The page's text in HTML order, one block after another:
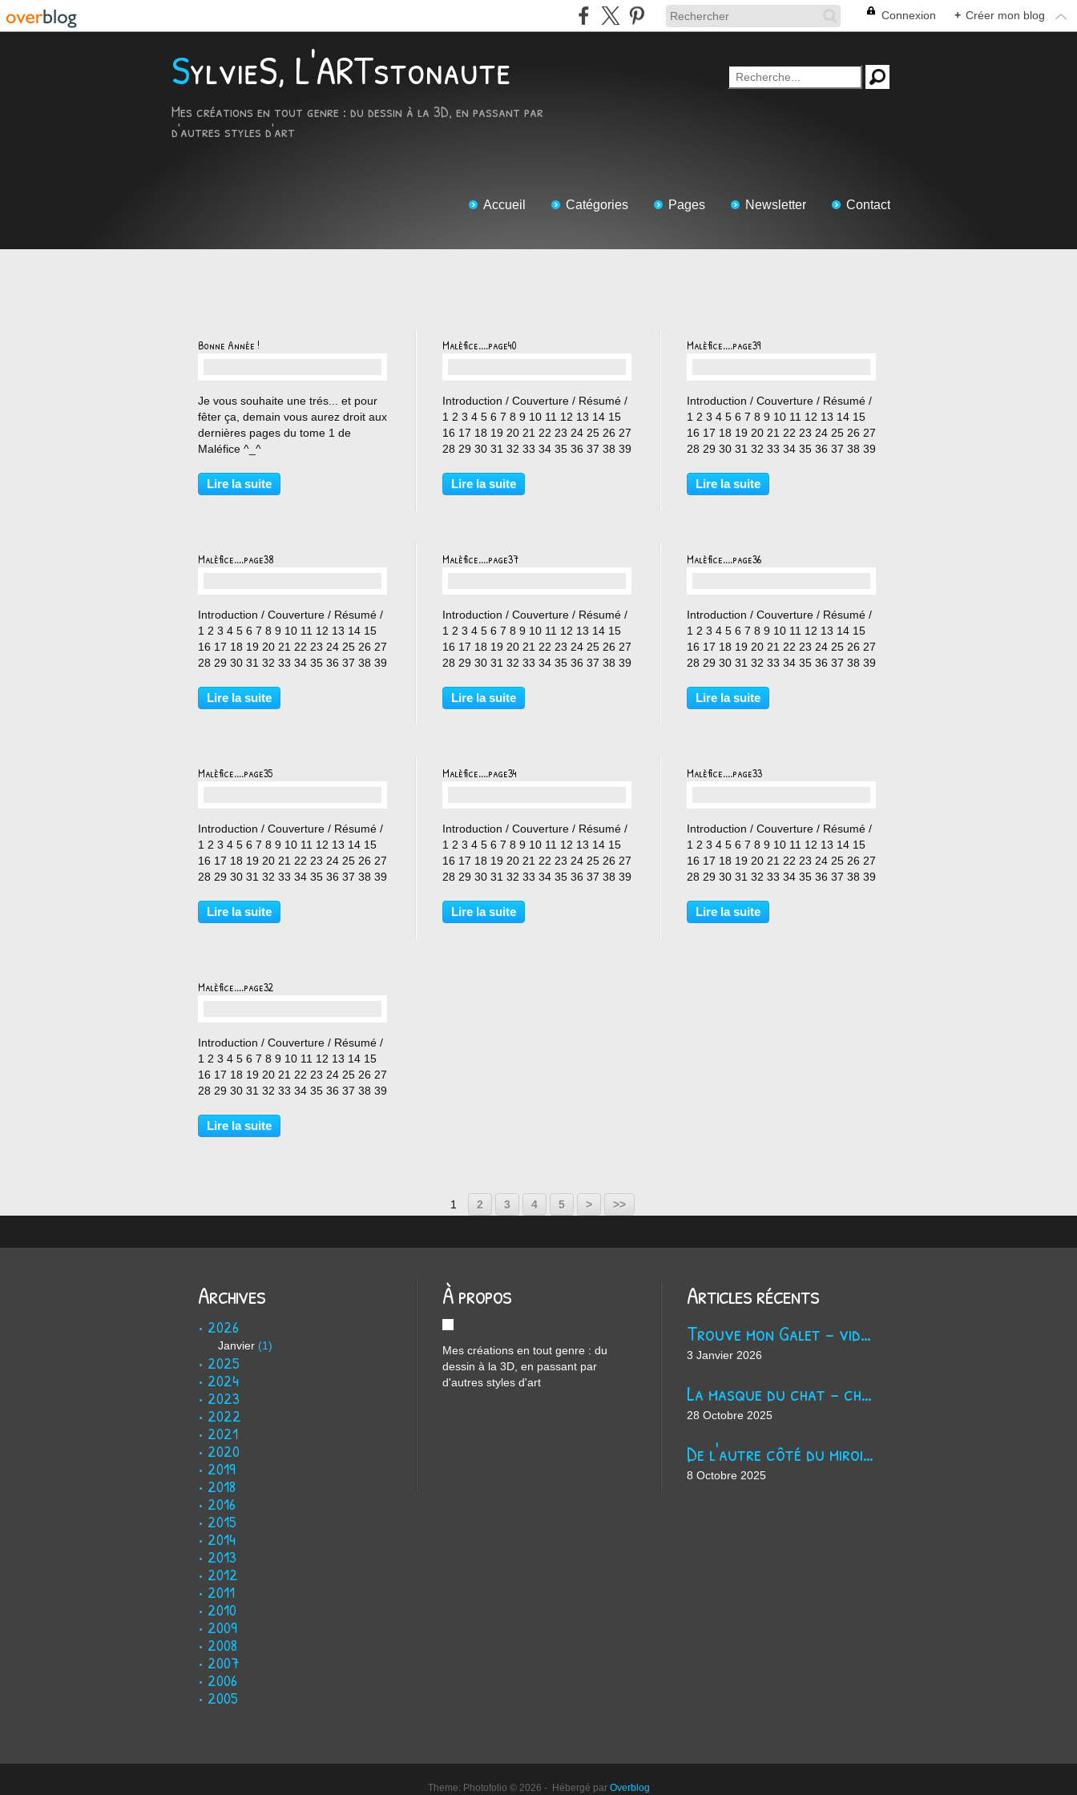
Connexion + Créer mon blog
SylvieS, L'ARTstonaute
Mes créations en tout genre : du dessin à la 3D, en passant par
d'autres styles d'art
Accueil Catégories Pages Newsletter Contact
Bonne Année !
Je vous souhaite une trés... et pour
fêter ça, demain vous aurez droit aux
dernières pages du tome 1 de
Maléfice ^_^
Lire la suite
Malèfice....page40
Introduction / Couverture / Résumé /
1 2 3 4 5 6 7 8 9 10 11 12 13 14 15
16 17 18 19 20 21 22 23 24 25 26 27
28 29 30 31 32 33 34 35 36 37 38 39
Lire la suite
Malèfice....page39
Introduction / Couverture / Résumé /
1 2 3 4 5 6 7 8 9 10 11 12 13 14 15
16 17 18 19 20 21 22 23 24 25 26 27
28 29 30 31 32 33 34 35 36 37 38 39
Lire la suite
Malèfice....page38
Introduction / Couverture / Résumé /
1 2 3 4 5 6 7 8 9 10 11 12 13 14 15
16 17 18 19 20 21 22 23 24 25 26 27
28 29 30 31 32 33 34 35 36 37 38 39
Lire la suite
Malèfice....page37
Introduction / Couverture / Résumé /
1 2 3 4 5 6 7 8 9 10 11 12 13 14 15
16 17 18 19 20 21 22 23 24 25 26 27
28 29 30 31 32 33 34 35 36 37 38 39
Lire la suite
Malèfice....page36
Introduction / Couverture / Résumé /
1 2 3 4 5 6 7 8 9 10 11 12 13 14 15
16 17 18 19 20 21 22 23 24 25 26 27
28 29 30 31 32 33 34 35 36 37 38 39
Lire la suite
Malèfice....page35
Introduction / Couverture / Résumé /
1 2 3 4 5 6 7 8 9 10 11 12 13 14 15
16 17 18 19 20 21 22 23 24 25 26 27
28 29 30 31 32 33 34 35 36 37 38 39
Lire la suite
Malèfice....page34
Introduction / Couverture / Résumé /
1 2 3 4 5 6 7 8 9 10 11 12 13 14 15
16 17 18 19 20 21 22 23 24 25 26 27
28 29 30 31 32 33 34 35 36 37 38 39
Lire la suite
Malèfice....page33
Introduction / Couverture / Résumé /
1 2 3 4 5 6 7 8 9 10 11 12 13 14 15
16 17 18 19 20 21 22 23 24 25 26 27
28 29 30 31 32 33 34 35 36 37 38 39
Lire la suite
Malèfice....page32
Introduction / Couverture / Résumé /
1 2 3 4 5 6 7 8 9 10 11 12 13 14 15
16 17 18 19 20 21 22 23 24 25 26 27
28 29 30 31 32 33 34 35 36 37 38 39
Lire la suite
1 2 3 4 5 > >>
Archives
2026
Janvier (1)
2025
2024
2023
2022
2021
2020
2019
2018
2016
2015
2014
2013
2012
2011
2010
2009
2008
2007
2006
2005
À propos
Mes créations en tout genre : du
dessin à la 3D, en passant par
d'autres styles d'art
Articles récents
Trouve mon Galet - vidéo Youtube
3 Janvier 2026
La masque du chat - chanson d'Halloween
28 Octobre 2025
De l'autre côté du miroir - chanson suno ai
8 Octobre 2025
Theme: Photofolio © 2026 - Hébergé par Overblog